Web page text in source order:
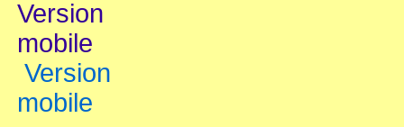
Version
mobile